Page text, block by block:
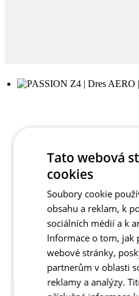
Tato webová
cookies
Soubory cookie
obsahu a reklam, k
sociálních médií a k
Informace o tom, jak
webové stránky,
partnerům v oblasti
reklamy a analýzy.